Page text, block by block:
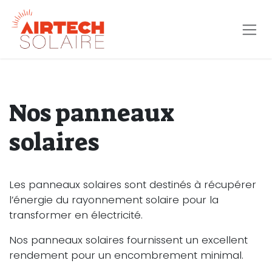
Se rendre au contenu
Nos panneaux
solaires
Les panneaux solaires sont destinés à récupérer
l’énergie du rayonnement solaire pour la
transformer en électricité.
Nos panneaux solaires fournissent un excellent
rendement pour un encombrement minimal.